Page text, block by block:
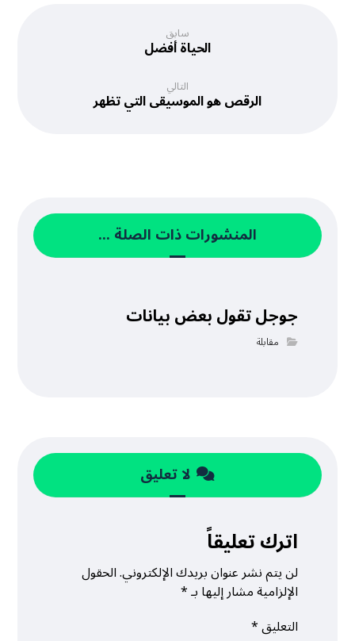
سابق
الحياة أفضل
التالي
الرقص هو الموسيقى التي تظهر
المنشورات ذات الصلة ...
جوجل تقول بعض بيانات
مقابلة
لا تعليق
اترك تعليقاً
لن يتم نشر عنوان بريدك الإلكتروني.الحقول
الإلزامية مشار إليها بـ*
التعليق*